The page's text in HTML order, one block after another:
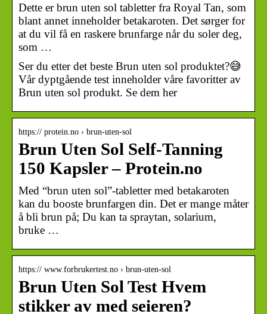
Dette er brun uten sol tabletter fra Royal Tan, som
blant annet inneholder betakaroten. Det sørger for
at du vil få en raskere brunfarge når du soler deg,
som …
Ser du etter det beste Brun uten sol produktet?😅
Vår dyptgående test inneholder våre favoritter av
Brun uten sol produkt. Se dem her
https:// protein.no › brun-uten-sol
Brun Uten Sol Self-Tanning
150 Kapsler – Protein.no
Med “brun uten sol”-tabletter med betakaroten
kan du booste brunfargen din. Det er mange måter
å bli brun på; Du kan ta spraytan, solarium,
bruke …
https:// www.forbrukertest.no › brun-uten-sol
Brun Uten Sol Test Hvem
stikker av med seieren?